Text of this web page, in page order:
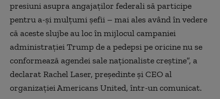
presiuni asupra angajaților federali să participe
pentru a-și mulțumi șefii – mai ales având în vedere
că aceste slujbe au loc în mijlocul campaniei
administrației Trump de a pedepsi pe oricine nu se
conformează agendei sale naționaliste creștine”, a
declarat Rachel Laser, președinte și CEO al
organizației Americans United, într-un comunicat.